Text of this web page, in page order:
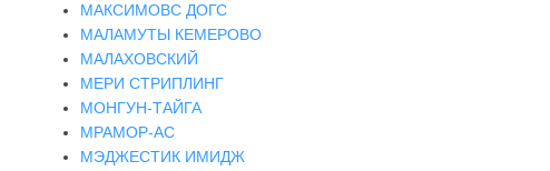
МАКСИМОВС ДОГС
МАЛАМУТЫ КЕМЕРОВО
МАЛАХОВСКИЙ
МЕРИ СТРИПЛИНГ
МОНГУН-ТАЙГА
МРАМОР-АС
МЭДЖЕСТИК ИМИДЖ